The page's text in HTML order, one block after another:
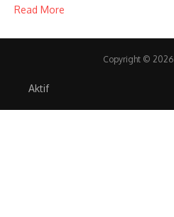
Read More
Copyright © 2026
Aktif